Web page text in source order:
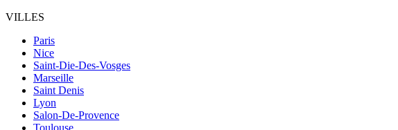
VILLES
Paris
Nice
Saint-Die-Des-Vosges
Marseille
Saint Denis
Lyon
Salon-De-Provence
Toulouse